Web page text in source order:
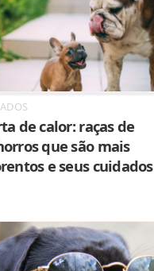
de calor: raças de
que são mais
e seus cuidados